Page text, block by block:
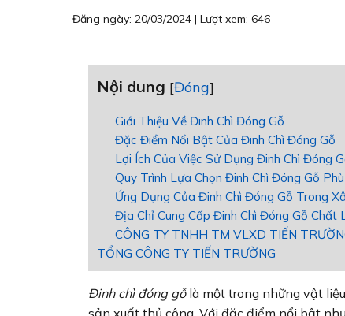
Đăng ngày: 20/03/2024 | Lượt xem: 646
Nội dung [Đóng]
Giới Thiệu Về Đinh Chì Đóng Gỗ
Đặc Điểm Nổi Bật Của Đinh Chì Đóng Gỗ
Lợi Ích Của Việc Sử Dụng Đinh Chì Đóng
Quy Trình Lựa Chọn Đinh Chì Đóng Gỗ
Ứng Dụng Của Đinh Chì Đóng Gỗ Trong
Địa Chỉ Cung Cấp Đinh Chì Đóng Gỗ Chất
CÔNG TY TNHH TM VLXD TIẾN
TỔNG CÔNG TY TIẾN TRƯỜNG
Đinh chì đóng gỗlà một trong những vật
sản xuất thủ công. Với đặc điểm nổi bật